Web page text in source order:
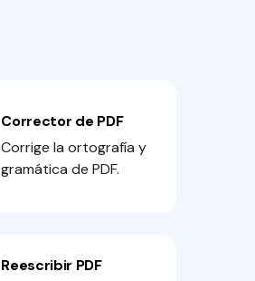
Corrector de PDF
Corrige la ortografía y
gramática de PDF.
Reescribir PDF